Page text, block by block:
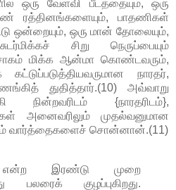
ஒரு வேள்வி பீடத்தையும், ஒரு
ரத்தினங்களையும், பாதணிகள்
ஒன்றையும், ஒரு மான் தோலையும்,
சிறு நெருப்பையும்
மிக்க ஆன்மா கொண்டவரும்,
கட்டுப்படுத்தியவருமான நாரதர்,
துதித்தார்.(10) அவ்வாறு
நின்றவரிடம் {நாரதரிடம்},
அனைவரிலும் முதல்வனுமான
வார்த்தைகளைச் சொன்னான்.(11)
இரண்டு முறை
பலரைக் குழப்புகிறது.